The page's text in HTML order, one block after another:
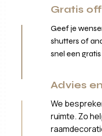
Gratis
Geef je
shutters of
snel een
Advies
We
ruimte. Zo